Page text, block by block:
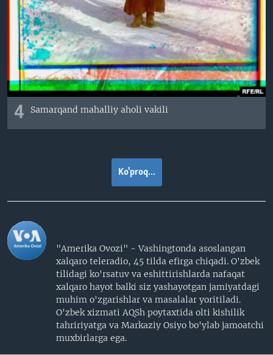
4 Samarqand mahalliy aholi vakili
Ko'proq...
"Amerika Ovozi" - Vashingtonda asoslangan
xalqaro teleradio, 45 tilda efirga chiqadi. O'zbek
tilidagi ko'rsatuv va eshittirishlarda nafaqat
xalqaro hayot balki siz yashayotgan jamiyatdagi
muhim o'zgarishlar va masalalar yoritiladi.
O'zbek xizmati AQSh poytaxtida olti kishilik
tahririyatga va Markaziy Osiyo bo'ylab jamoatchi
muxbirlarga ega.